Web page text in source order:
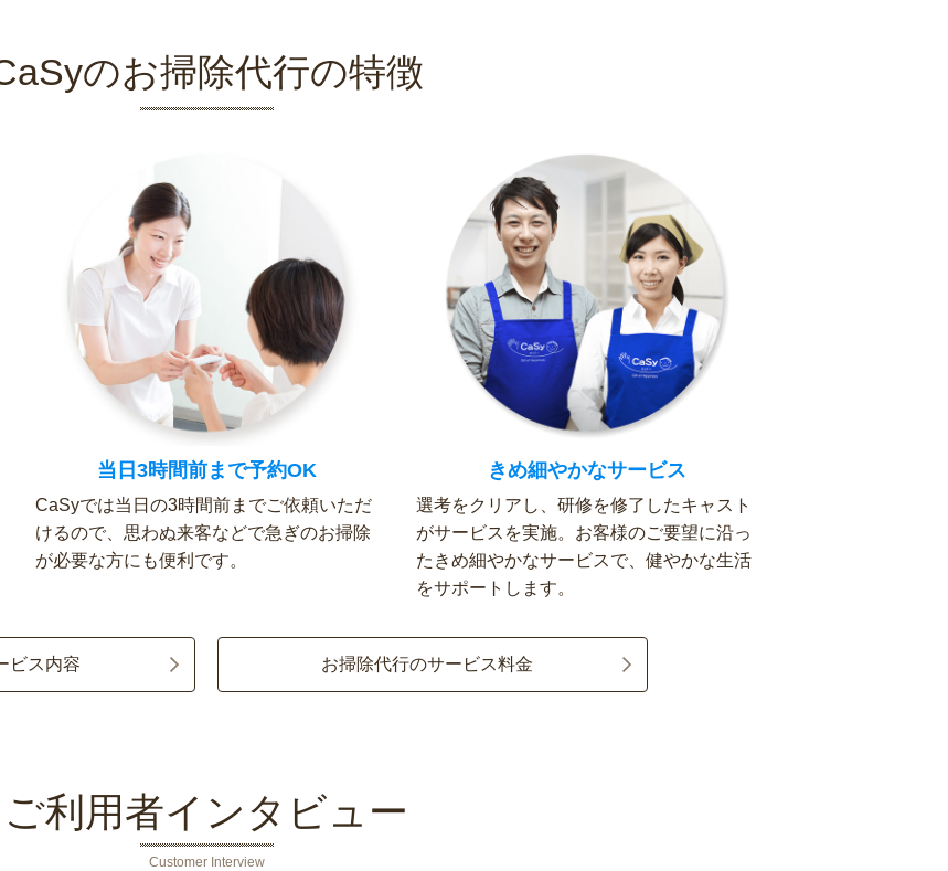
のお掃除代行の特徴
当日3時間前まで予約OK
CaSyでは当日の3時間前までご依頼いただ
けるので、思わぬ来客などで急ぎのお掃除
が必要な方にも便利です。
きめ細やかなサービス
選考をクリアし、研修を修了したキャスト
がサービスを実施。お客様のご要望に沿っ
たきめ細やかなサービスで、健やかな生活
をサポートします。
ビス内容 お掃除代行のサービス料金
ご利用者インタビュー
Customer Interview